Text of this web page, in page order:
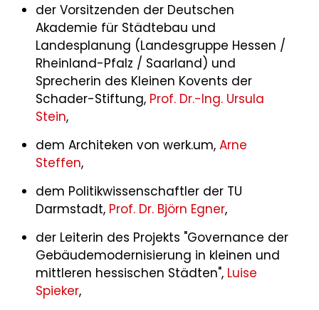
der Vorsitzenden der Deutschen
Akademie für Städtebau und
Landesplanung (Landesgruppe Hessen /
Rheinland-Pfalz / Saarland) und
Sprecherin des Kleinen Kovents der
Schader-Stiftung, Prof. Dr.-Ing. Ursula
Stein,
dem Architeken von werk.um, Arne
Steffen,
dem Politikwissenschaftler der TU
Darmstadt, Prof. Dr. Björn Egner,
der Leiterin des Projekts "Governance der
Gebäudemodernisierung in kleinen und
mittleren hessischen Städten", Luise
Spieker,